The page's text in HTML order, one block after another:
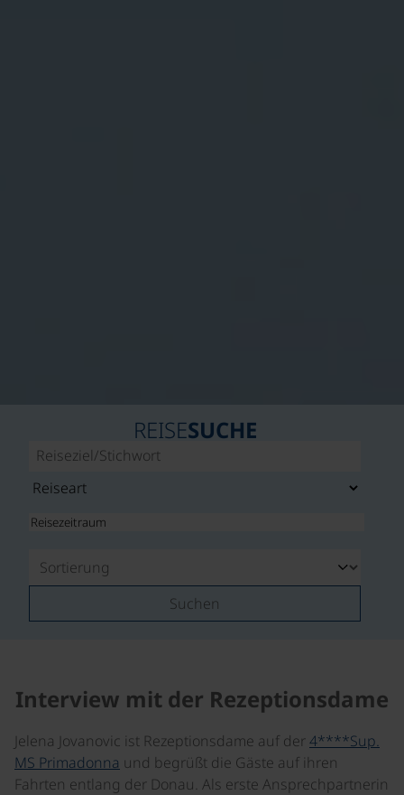
REISESUCHE
Suchen
Interview mit der Rezeptionsdame
Jelena Jovanovic ist Rezeptionsdame auf der 4****Sup.
MS Primadonna und begrüßt die Gäste auf ihren
Fahrten entlang der Donau. Als erste Ansprechpartnerin